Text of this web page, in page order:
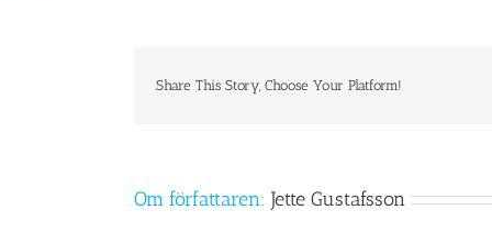
Share This Story, Choose Your Platform!
Om författaren: Jette Gustafsson